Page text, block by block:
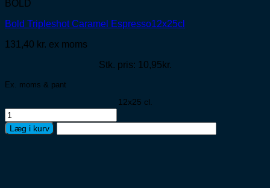
BOLD
Bold Tripleshot Caramel Espresso12x25cl
131,40 kr. ex moms
Stk. pris: 10,95kr.
Ex. moms & pant
12x25 cl.
Bold
Tripleshot
Caramel
Læg i kurv